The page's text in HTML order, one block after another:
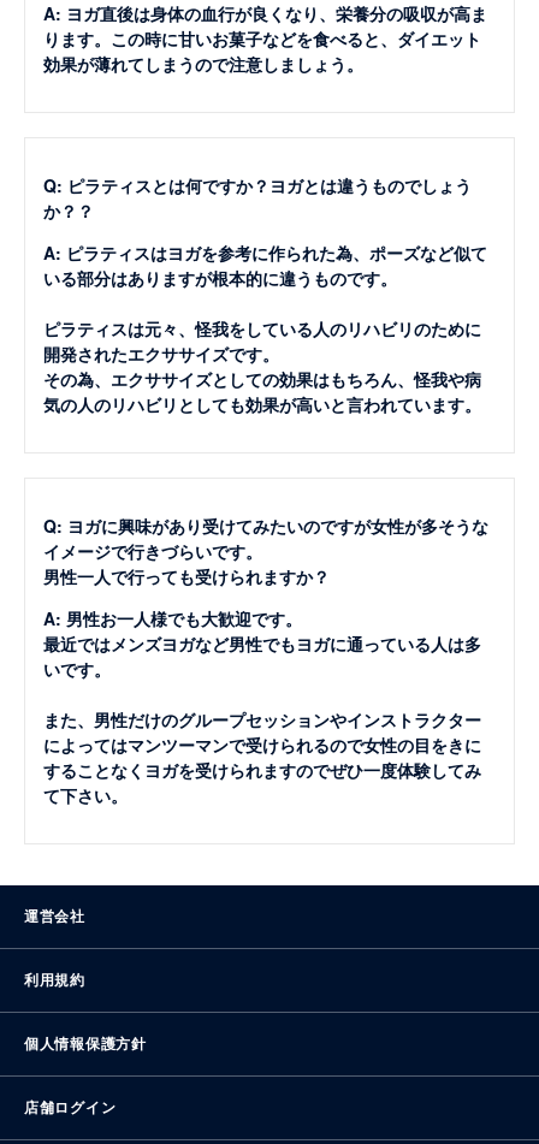
A: ヨガ直後は身体の血行が良くなり、栄養分の吸収が高ま
ります。この時に甘いお菓子などを食べると、ダイエット
効果が薄れてしまうので注意しましょう。
Q: ピラティスとは何ですか？ヨガとは違うものでしょう
か？？
A: ピラティスはヨガを参考に作られた為、ポーズなど似て
いる部分はありますが根本的に違うものです。
ピラティスは元々、怪我をしている人のリハビリのために
開発されたエクササイズです。
その為、エクササイズとしての効果はもちろん、怪我や病
気の人のリハビリとしても効果が高いと言われています。
Q: ヨガに興味があり受けてみたいのですが女性が多そうな
イメージで行きづらいです。
男性一人で行っても受けられますか？
A: 男性お一人様でも大歓迎です。
最近ではメンズヨガなど男性でもヨガに通っている人は多
いです。
また、男性だけのグループセッションやインストラクター
によってはマンツーマンで受けられるので女性の目をきに
することなくヨガを受けられますのでぜひ一度体験してみ
て下さい。
運営会社
利用規約
個人情報保護方針
店舗ログイン